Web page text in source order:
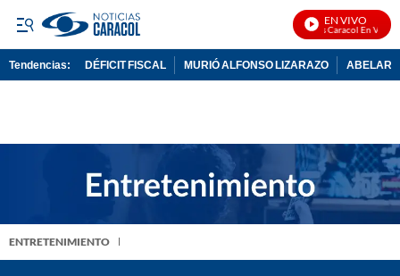
EN VIVO
Noticias Caracol En Vivo
Tendencias: DÉFICIT FISCAL MURIÓ ALFONSO LIZARAZO
ENTRETENIMIENTO